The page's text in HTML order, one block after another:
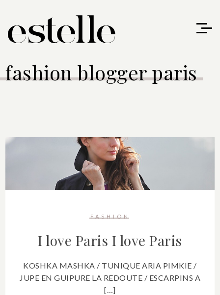
fashion blogger paris
FASHION
I love Paris I love Paris
KOSHKA MASHKA / TUNIQUE ARIA PIMKIE /
JUPE EN GUIPURE LA REDOUTE / ESCARPINS A
[…]